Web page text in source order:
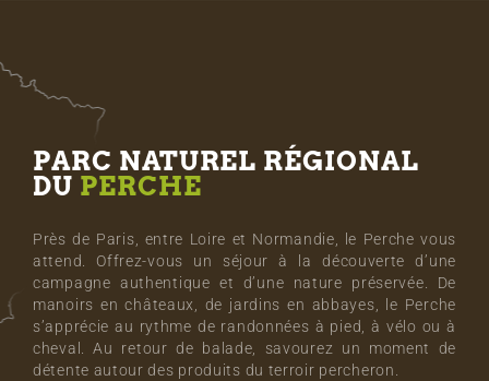
PARC NATUREL RÉGIONAL
DU PERCHE
Près de Paris, entre Loire et Normandie, le Perche vous
attend. Offrez-vous un séjour à la découverte d’une
campagne authentique et d’une nature préservée. De
manoirs en châteaux, de jardins en abbayes, le Perche
s’apprécie au rythme de randonnées à pied, à vélo ou à
cheval. Au retour de balade, savourez un moment de
détente autour des produits du terroir percheron.